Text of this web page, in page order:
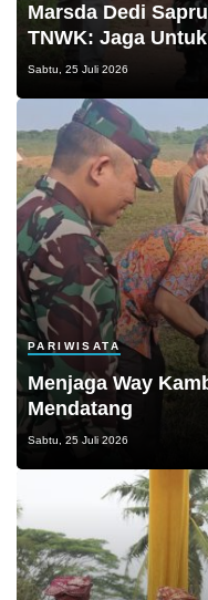
Marsda Dedi
TNWK: Jaga
Sabtu, 25 Juli 2026
PARIWISATA
Menjaga Way
Mendatang
Sabtu, 25 Juli 2026